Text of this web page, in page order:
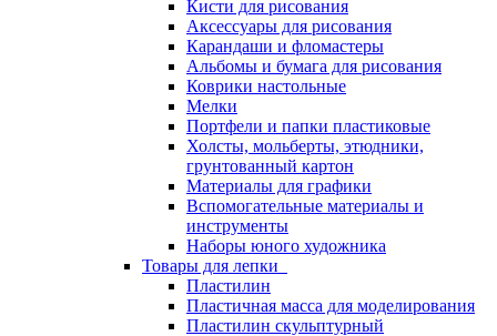
Кисти для рисования
Аксессуары для рисования
Карандаши и фломастеры
Альбомы и бумага для рисования
Коврики настольные
Мелки
Портфели и папки пластиковые
Холсты, мольберты, этюдники,
грунтованный картон
Материалы для графики
Вспомогательные материалы и
инструменты
Наборы юного художника
Товары для лепки
Пластилин
Пластичная масса для моделирования
Пластилин скульптурный